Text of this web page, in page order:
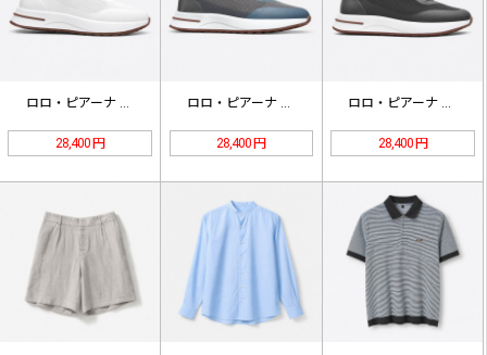
ロロ・ピアーナ カシミヤ ローファー…
28,400 円
ロロ・ピアーナ カシミヤ ローファー…
28,400 円
ロロ・ピアーナ カシミヤ ローファー…
28,400 円